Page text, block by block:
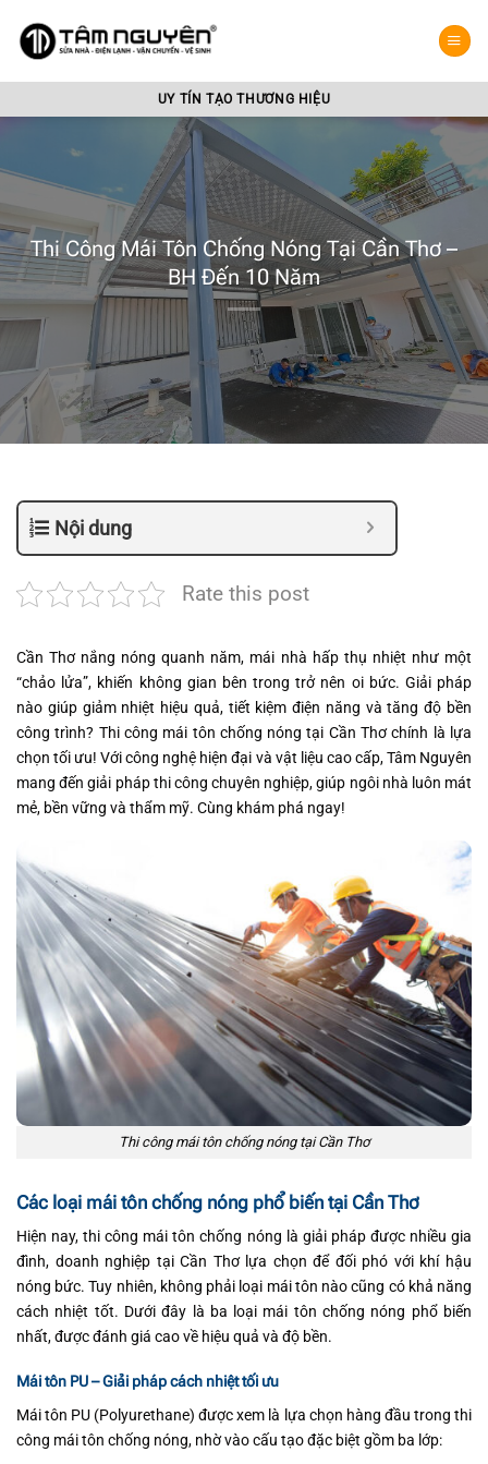
qua
dung
UY TÍN TẠO THƯƠNG HIỆU
Thi Công Mái Tôn Chống Nóng Tại Cần Thơ –
BH Đến 10 Năm
Nội dung
Rate this post
Cần Thơ nắng nóng quanh năm, mái nhà hấp thụ nhiệt như một
“chảo lửa”, khiến không gian bên trong trở nên oi bức. Giải pháp
nào giúp giảm nhiệt hiệu quả, tiết kiệm điện năng và tăng độ bền
công trình? Thi công mái tôn chống nóng tại Cần Thơ chính là lựa
chọn tối ưu! Với công nghệ hiện đại và vật liệu cao cấp, Tâm Nguyên
mang đến giải pháp thi công chuyên nghiệp, giúp ngôi nhà luôn mát
mẻ, bền vững và thẩm mỹ. Cùng khám phá ngay!
Thi công mái tôn chống nóng tại Cần Thơ
Các loại mái tôn chống nóng phổ biến tại Cần Thơ
Hiện nay, thi công mái tôn chống nóng là giải pháp được nhiều gia
đình, doanh nghiệp tại Cần Thơ lựa chọn để đối phó với khí hậu
nóng bức. Tuy nhiên, không phải loại mái tôn nào cũng có khả năng
cách nhiệt tốt. Dưới đây là ba loại mái tôn chống nóng phổ biến
nhất, được đánh giá cao về hiệu quả và độ bền.
Mái tôn PU – Giải pháp cách nhiệt tối ưu
Mái tôn PU (Polyurethane) được xem là lựa chọn hàng đầu trong thi
công mái tôn chống nóng, nhờ vào cấu tạo đặc biệt gồm ba lớp: